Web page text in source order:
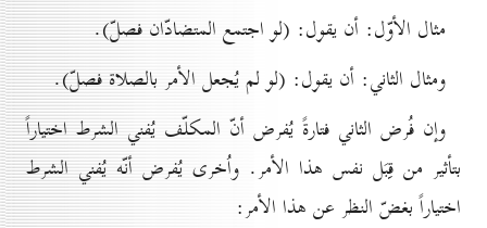
مثال الأوّل: أن يقول: (لو اجتمع المتضادّان فصلّ).
ومثال الثاني: أن يقول: (لو لم يُجعل الأمر بالصلاة فصلّ).
وإن فُرض الثاني فتارةً يُفرض أنّ المكلّف يُفني الشرط اختياراً
بتأثير من قِبَل نفس هذا الأمر. واُخرى يُفرض أنّه يُفني الشرط
اختياراً بغضّ النظر عن هذا الأمر: